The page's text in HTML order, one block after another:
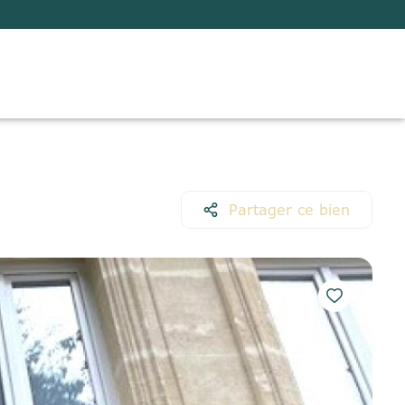
Partager ce bien